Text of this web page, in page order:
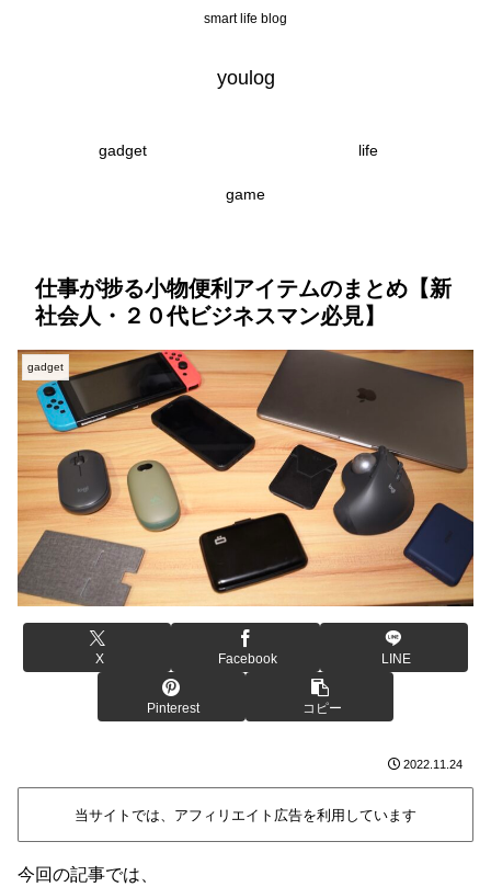
smart life blog
youlog
gadget life
game
仕事が捗る小物便利アイテムのまとめ【新
社会人・２０代ビジネスマン必見】
gadget
X Facebook LINE
Pinterest コピー
2022.11.24
当サイトでは、アフィリエイト広告を利用しています
今回の記事では、